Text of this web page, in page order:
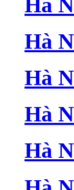
Hà
Hà
Hà
Hà